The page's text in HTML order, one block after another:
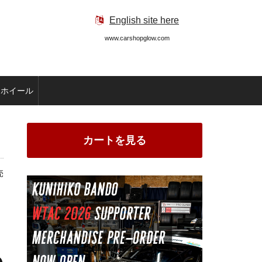
English site here
www.carshopglow.com
ホイール
カートを見る